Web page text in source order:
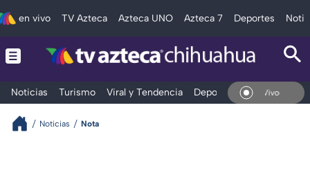
en vivo TV Azteca Azteca UNO Azteca 7 Deportes
Noticias Turismo Viral y Tendencia Deportes Espectáculos
En Vivo
Noticias Nota